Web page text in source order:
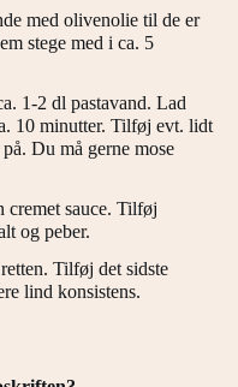
med olivenolie til de er
stege med i ca. 5
1-2 dl pastavand. Lad
10 minutter. Tilføj evt. lidt
Du må gerne mose
sauce. Tilføj
og peber.
Tilføj det sidste
lind konsistens.